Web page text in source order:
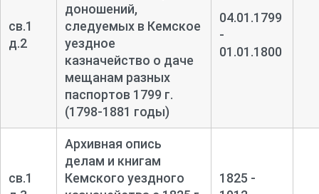
св.1
д.2
доношений,
следуемых в Кемское
уездное
казначейство о даче
мещанам разных
паспортов 1799 г.
(1798-1881 годы)
04.01.1799
-
01.01.1800
св.1
Архивная опись
делам и книгам
Кемского уездного
1825 -